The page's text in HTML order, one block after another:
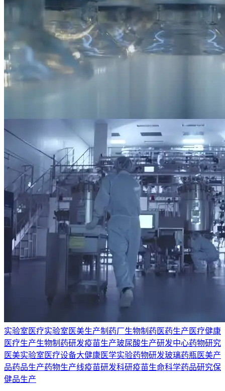
实验室 医疗实验室 医美生产制药厂 生物制药 医药生产 医疗健康
医疗生产生物制药研发疫苗生产玻尿酸生产研发中心药物研究
医美实验室 医疗设备大健康医学实验药物研发玻璃药瓶医美产
品药品生产药物生产线疫苗研发科研疫苗生命科学药品研究保
健品生产